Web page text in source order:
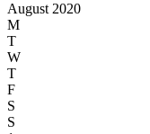
August 2020
M
T
W
T
F
S
S